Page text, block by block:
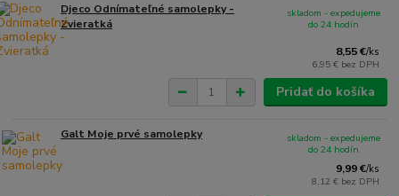
Djeco Odnímateľné samolepky -
Zvieratká
8,55 €/ks
6,95 € bez DPH
skladom - expedujeme
do 24 hodín
Pridať do košíka
Galt Moje prvé samolepky
9,99 €/ks
8,12 € bez DPH
skladom - expedujeme
do 24 hodín